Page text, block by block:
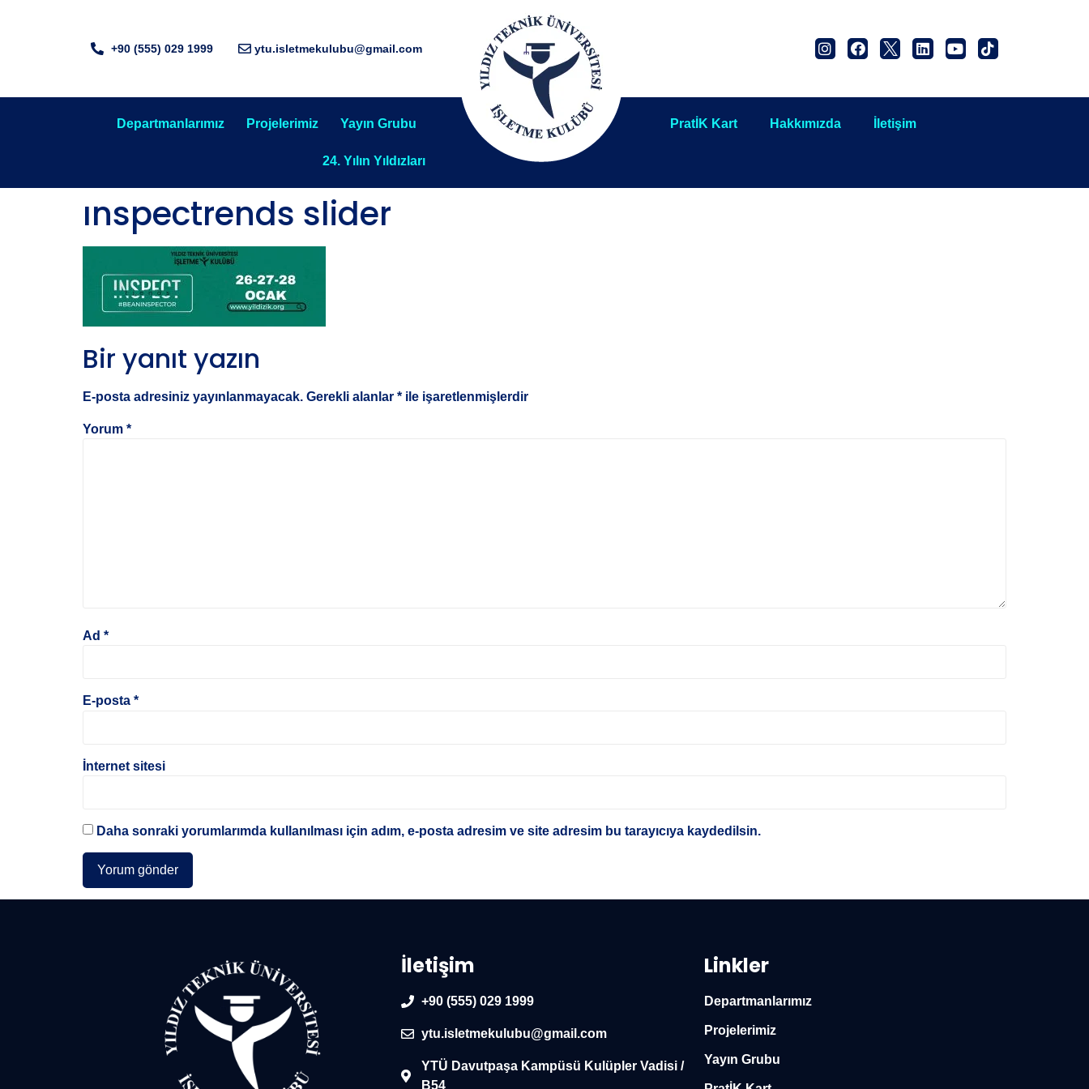
+90 (555) 029 1999 ytu.isletmekulubu@gmail.com
Departmanlarımız Projelerimiz Yayın Grubu
24. Yılın Yıldızları
PratİK Kart Hakkımızda İletişim
ınspectrends slider
Bir yanıt yazın
E-posta adresiniz yayınlanmayacak. Gerekli alanlar * ile işaretlenmişlerdir
Yorum *
Ad *
E-posta *
İnternet sitesi
Daha sonraki yorumlarımda kullanılması için adım, e-posta adresim ve site adresim bu tarayıcıya kaydedilsin.
İletişim
+90 (555) 029 1999
ytu.isletmekulubu@gmail.com
YTÜ Davutpaşa Kampüsü Kulüpler Vadisi /
B54
Linkler
Departmanlarımız
Projelerimiz
Yayın Grubu